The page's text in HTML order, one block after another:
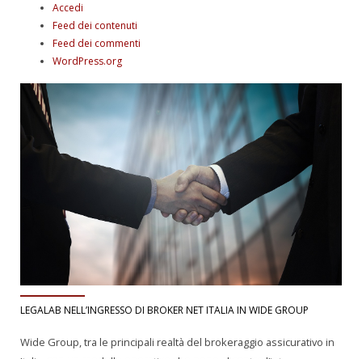
Accedi
Feed dei contenuti
Feed dei commenti
WordPress.org
LEGALAB NELL’INGRESSO DI BROKER NET ITALIA IN WIDE GROUP
Wide Group, tra le principali realtà del brokeraggio assicurativo in